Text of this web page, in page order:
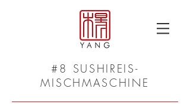
#8 SUSHIREIS-
MISCHMASCHINE